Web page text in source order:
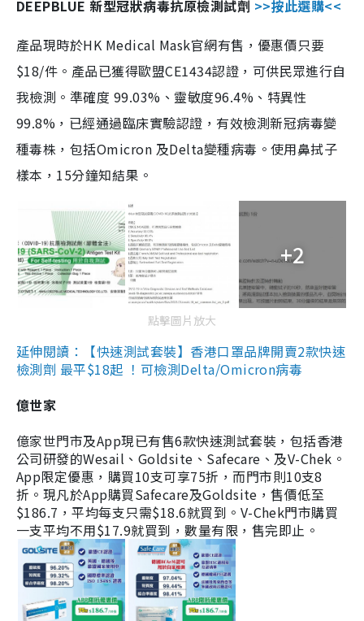
DEEPBLUE 新型冠狀病毒抗原檢測試劑 >>按此選購<<
產品現時於HK Medical Mask官網有售，優惠價只要
$18/件。產品已獲得歐盟CE1434認證，可供民眾進行自
我檢測。準確度 99.03%、靈敏度96.4%、特異性
99.8%，已經通過臨床實驗認證，有效檢測新冠病毒變
種毒株，包括Omicron 及Delta變種病毒。使用鼻拭子
樣本，15分鐘知結果。
+2
點擊圖片放大
延伸閱讀：【快速測試套裝】香港口罩品牌開賣2款快速
檢測劑 最平$18起 ！可檢測Delta/Omicron病毒
億世家
億家世門市及App現已有售6款快速測試套裝，包括香港
公司研發的Wesail、Goldsite、Safecare、及V-Chek。
App限定優惠，購買10支可享75折，而門市則10支8
折。現凡於App購買Safecare及Goldsite，售價低至
$186.7，平均每支只需$18.6就買到。V-Chek門市購買
一支平均不用$17.9就買到，數量有限，售完即止。